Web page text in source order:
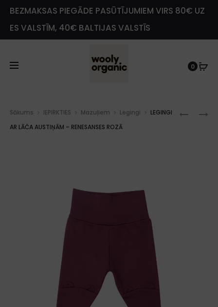
BEZMAKSAS PIEGĀDE PASŪTĪJUMIEM VIRS 80€ UZ
ES VALSTĪM, 40€ BALTIJAS VALSTĪS
0
BĒRNU
BĒRNU
Sākums IEPIRKTIES Mazuļiem Legingi
LEGINGI
AR LĀČA AUSTIŅĀM – RENESANSES ROZĀ